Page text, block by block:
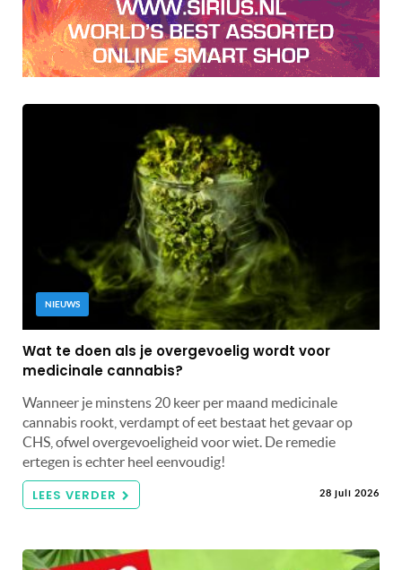
NIEUWS
Wat te doen als je overgevoelig wordt voor
medicinale cannabis?
Wanneer je minstens 20 keer per maand medicinale
cannabis rookt, verdampt of eet bestaat het gevaar op
CHS, ofwel overgevoeligheid voor wiet. De remedie
ertegen is echter heel eenvoudig!
LEES VERDER 28 juli 2026